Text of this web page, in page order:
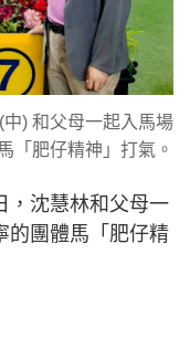
) 和父母一起入馬場
「肥仔精神」打氣。
，沈慧林和父母一
的團體馬「肥仔精